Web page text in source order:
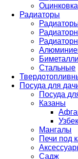
Оцинковка
Радиаторы
Стальные
Посуда для
Посуда
Казаны
Мангалы
Печи под
Садж